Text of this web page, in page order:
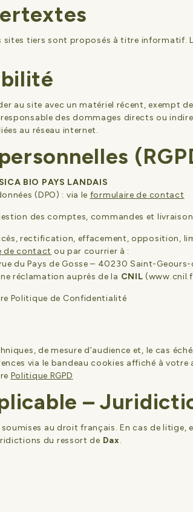
sites tiers sont proposés à titre informatif.
au site avec un matériel récent, exempt
des dommages directs ou
au réseau internet.
SICA BIO PAYS LANDAIS
(DPO) : via le formulaire de contact
des comptes, commandes et
rectification, effacement, opposition,
de contact ou par courrier à :
du Pays de Gosse – 40230 Saint-
réclamation auprès de la CNIL (
Politique de Confidentialité
de mesure d’audience et, le cas
via le bandeau cookies affiché à votre
Politique RGPD
–
au droit français. En cas de
du ressort de Dax.